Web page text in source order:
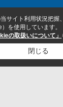
サイト利用状況把握
を使用しています。
の取扱いについて」
閉じる